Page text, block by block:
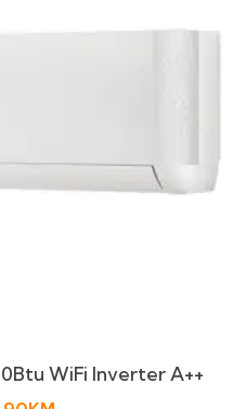
WiFi Inverter A++